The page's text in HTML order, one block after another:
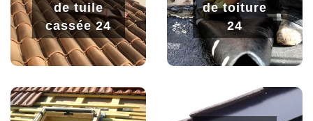
de tuile
cassée 24
de toiture
24